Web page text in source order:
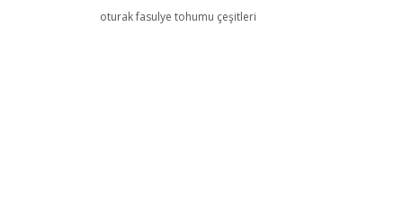
oturak fasulye tohumu çeşitleri